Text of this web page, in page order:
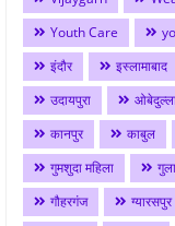
Youth Care
इंदौर
इस्लामाबाद
उदायपुरा
कानपुर
काबुल
गुमशुदा महिला
गौहरगंज
ग्यारसपुर